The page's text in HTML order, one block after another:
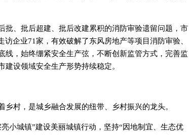
批、批后超建、批后改建累积的消防审验遗留问题，市
企业71家，有效破解了东风房地产等项目消防审验、
线，始终绷紧安全生产弦，不断创新监管方式，完善监
设领域安全生产形势持续稳定。
乡村，是城乡融合发展的纽带、乡村振兴的龙头。
小城镇”建设美丽城镇行动，坚持“因地制宜、生态优